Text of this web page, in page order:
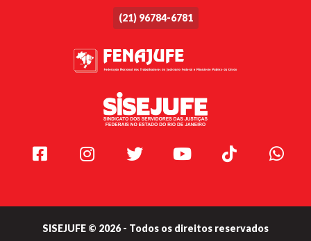
(21) 96784-6781
Facebook Instagram Twitter Youtube TikTok
SISEJUFE © 2026 - Todos os direitos reservados